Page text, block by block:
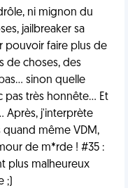
ni mignon du
jailbreaker sa
pouvoir faire plus de
de choses, des
sinon quelle
pas très honnête... Et
Après, j'interprète
quand même VDM,
de m*rde ! #35 :
plus malheureux
;)